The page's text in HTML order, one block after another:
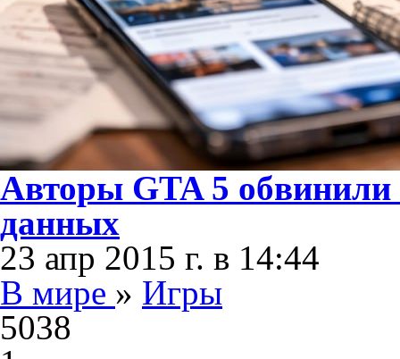
Авторы GTA 5 обвинили
данных
23 апр 2015 г. в 14:44
В мире » Игры
5038